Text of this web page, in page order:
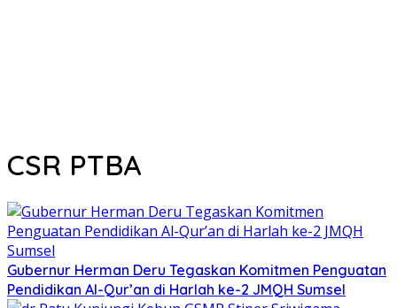
CSR PTBA
Gubernur Herman Deru Tegaskan Komitmen Penguatan
Pendidikan Al-Qur’an di Harlah ke-2 JMQH Sumsel